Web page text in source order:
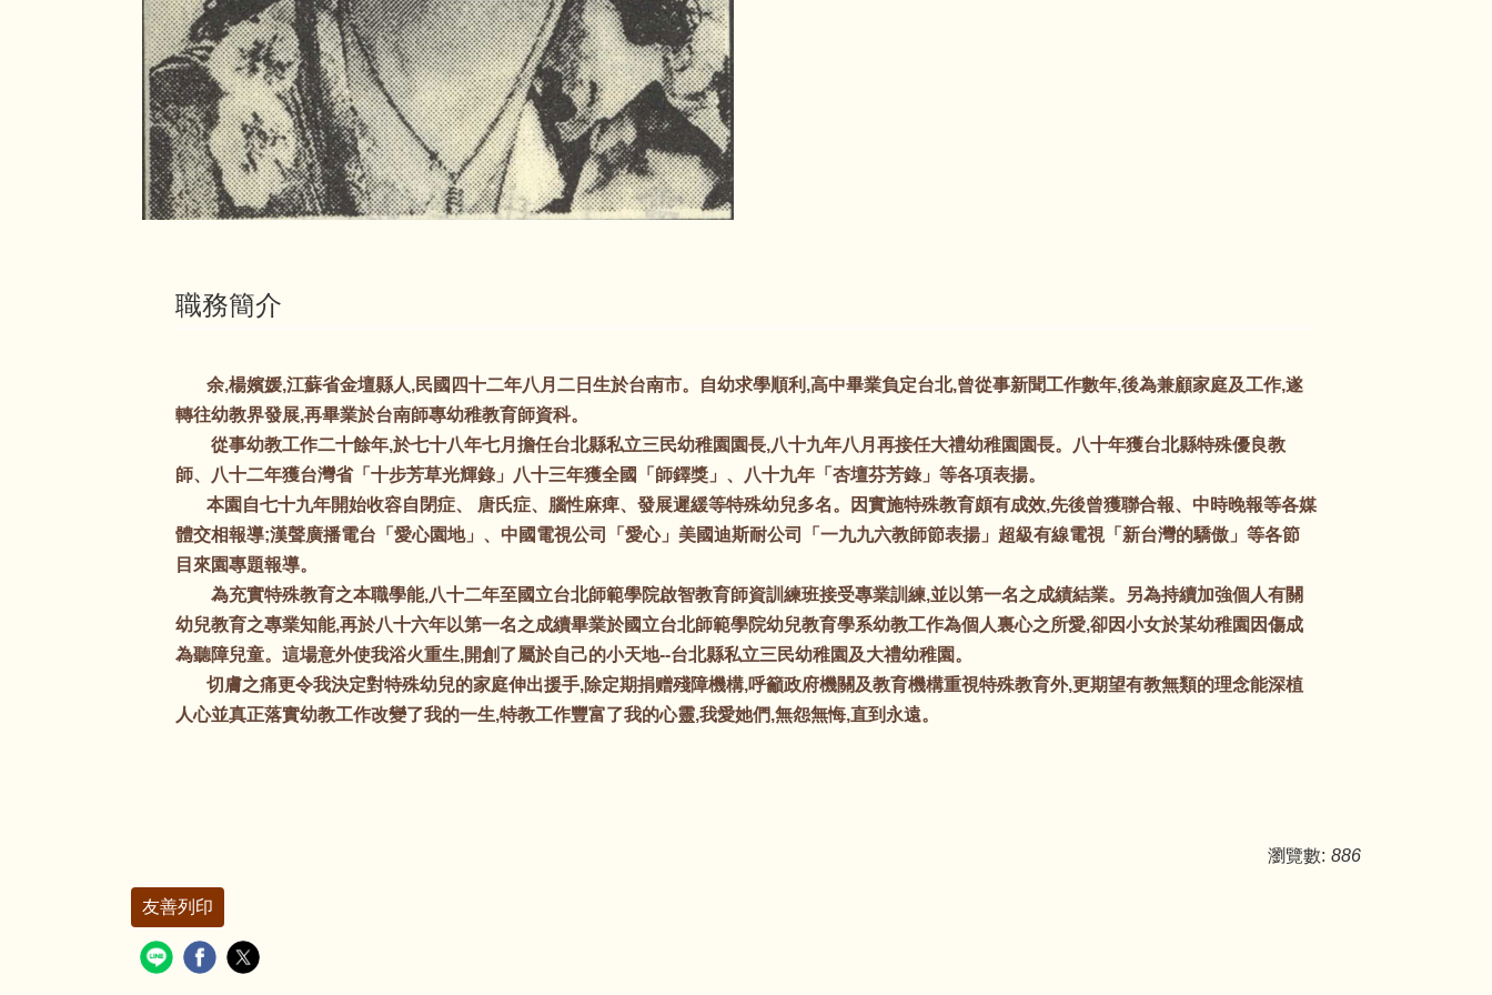
職務簡介
余,楊嬪媛,江蘇省金壇縣人,民國四十二年八月二日生於台南市。自幼求學順利,高中畢業負定台北,曾從事新聞工作數年,後為兼顧家庭及工作,遂
轉往幼教界發展,再畢業於台南師專幼稚教育師資科。
從事幼教工作二十餘年,於七十八年七月擔任台北縣私立三民幼稚園園長,八十九年八月再接任大禮幼稚園園長。八十年獲台北縣特殊優良教
師、八十二年獲台灣省「十步芳草光輝錄」八十三年獲全國「師鐸獎」、八十九年「杏壇芬芳錄」等各項表揚。
本園自七十九年開始收容自閉症、 唐氏症、腦性麻痺、發展遲緩等特殊幼兒多名。因實施特殊教育頗有成效,先後曾獲聯合報、中時晚報等各媒
體交相報導;漢聲廣播電台「愛心園地」、中國電視公司「愛心」美國迪斯耐公司「一九九六教師節表揚」超級有線電視「新台灣的驕傲」等各節
目來園專題報導。
為充實特殊教育之本職學能,八十二年至國立台北師範學院啟智教育師資訓練班接受專業訓練,並以第一名之成績結業。另為持續加強個人有關
幼兒教育之專業知能,再於八十六年以第一名之成續畢業於國立台北師範學院幼兒教育學系幼教工作為個人裏心之所愛,卻因小女於某幼稚園因傷成
為聽障兒童。這場意外使我浴火重生,開創了屬於自己的小天地--台北縣私立三民幼稚園及大禮幼稚園。
切膚之痛更令我決定對特殊幼兒的家庭伸出援手,除定期捐赠殘障機構,呼籲政府機關及教育機構重視特殊教育外,更期望有教無類的理念能深植
人心並真正落實幼教工作改變了我的一生,特教工作豐富了我的心靈,我愛她們,無怨無悔,直到永遠。
瀏覽數: 886
友善列印